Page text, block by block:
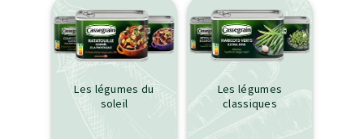
Les légumes du
soleil
Les légumes
classiques